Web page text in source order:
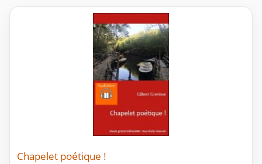
Chapelet poétique !